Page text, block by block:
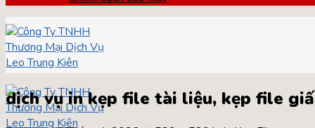
dịch vụ in kẹp file tài liệu, kẹp file